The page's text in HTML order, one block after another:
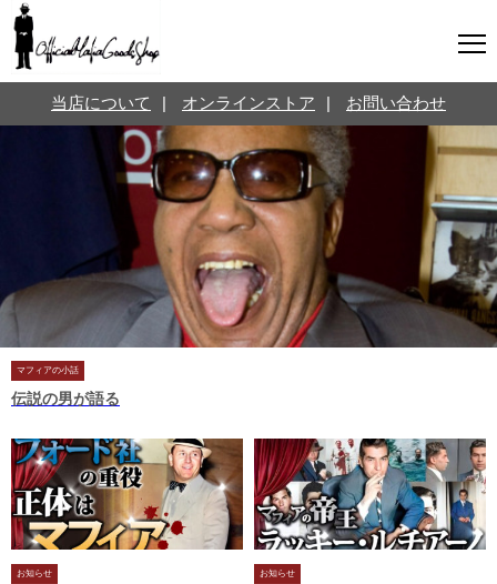
Twitterはこちら @jpmeyerlanskytm
お知らせ マフィアの小話
三分で学ぶマフィア暗黒史 名言・悩み相談
時事ニュース 書籍紹介
ABOUT US
当店について オンラインストア お問い合わせ
マフィアの小話
伝説の男が語る
お知らせ お知らせ
オンラインストア
お問い合わせ
言葉のお医者さん